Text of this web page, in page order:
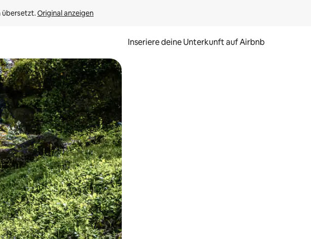
übersetzt. Original anzeigen
Inseriere deine Unterkunft auf Airbnb
die Ergebnisse durch Berühren oder Wischgesten.